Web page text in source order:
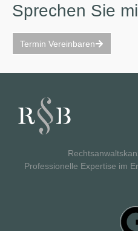
Sprechen Sie
Termin Vereinbaren
Professionelle Expertise im